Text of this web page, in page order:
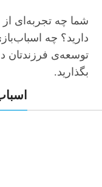
شما چه تجربه‌ای از
دارید؟ چه
توسعه‌ی فرزندتان
بگذارید.